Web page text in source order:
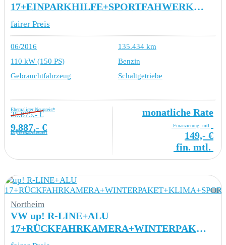
17+EINPARKHILFE+SPORTFAHWERK+TEMPOMAT+RADIO+SPORTSITZE
fairer Preis
06/2016
135.434 km
110 kW (150 PS)
Benzin
Gebrauchtfahrzeug
Schaltgetriebe
Ehemaliger Neupreis*
25.875,- €
9.887,- €
Differenzbesteuert
monatliche Rate
Finanzierung: mtl.
149,- €
fin. mtl.
Northeim
VW up! R-LINE+ALU
17+RÜCKFAHRKAMERA+WINTERPAKET+KLIMA+SPORTFAHRWERK+EINPARKHILF